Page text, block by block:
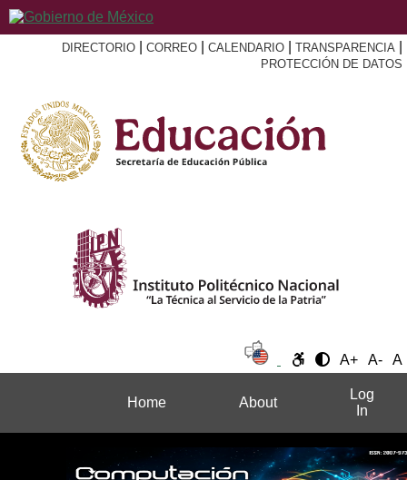
DIRECTORIO CORREO CALENDARIO TRANSPARENCIA
PROTECCIÓN DE DATOS
A+ A- A
Home About
Log
In